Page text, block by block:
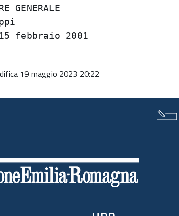
19 maggio 2023 20:22